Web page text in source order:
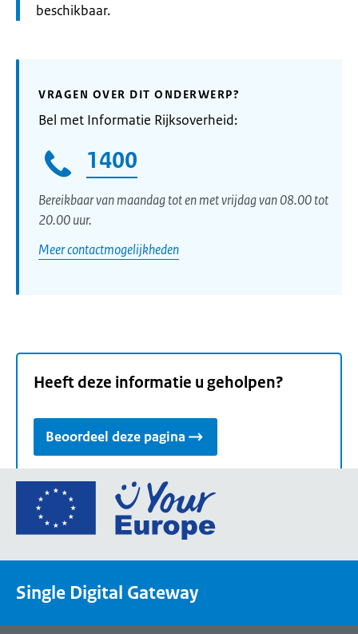
beschikbaar.
VRAGEN OVER DIT ONDERWERP?
Bel met Informatie Rijksoverheid:
1400
Bereikbaar van maandag tot en met vrijdag van 08.00 tot
20.00 uur.
Meer contactmogelijkheden
Heeft deze informatie u geholpen?
Beoordeel deze pagina
Ga
de
een
Single Digital Gateway